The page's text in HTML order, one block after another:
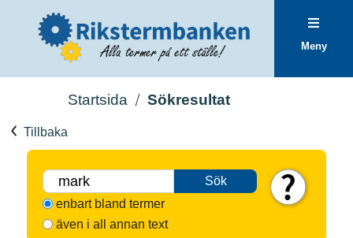
Meny
Startsida Sökresultat
Tillbaka
Sök
enbart bland termer
även i all annan text